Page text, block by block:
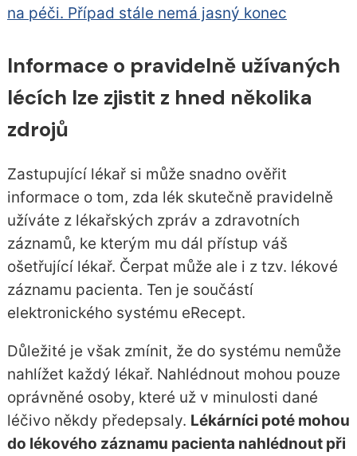
na péči. Případ stále nemá jasný konec
Informace o pravidelně užívaných
lécích lze zjistit z hned několika
zdrojů
Zastupující lékař si může snadno ověřit
informace o tom, zda lék skutečně pravidelně
užíváte z lékařských zpráv a zdravotních
záznamů, ke kterým mu dál přístup váš
ošetřující lékař. Čerpat může ale i z tzv. lékové
záznamu pacienta. Ten je součástí
elektronického systému eRecept.
Důležité je však zmínit, že do systému nemůže
nahlížet každý lékař. Nahlédnout mohou pouze
oprávněné osoby, které už v minulosti dané
léčivo někdy předepsaly. Lékárníci poté mohou
do lékového záznamu pacienta nahlédnout při